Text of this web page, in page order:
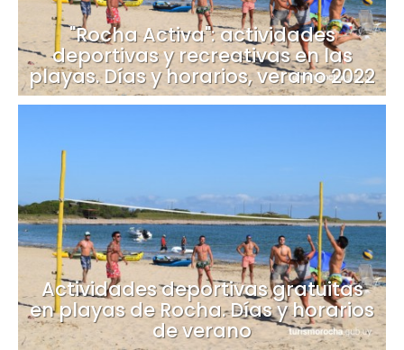
"Rocha Activa": actividades
deportivas y recreativas en las
playas. Días y horarios, verano 2022
Actividades deportivas gratuitas
en playas de Rocha. Días y horarios
de verano